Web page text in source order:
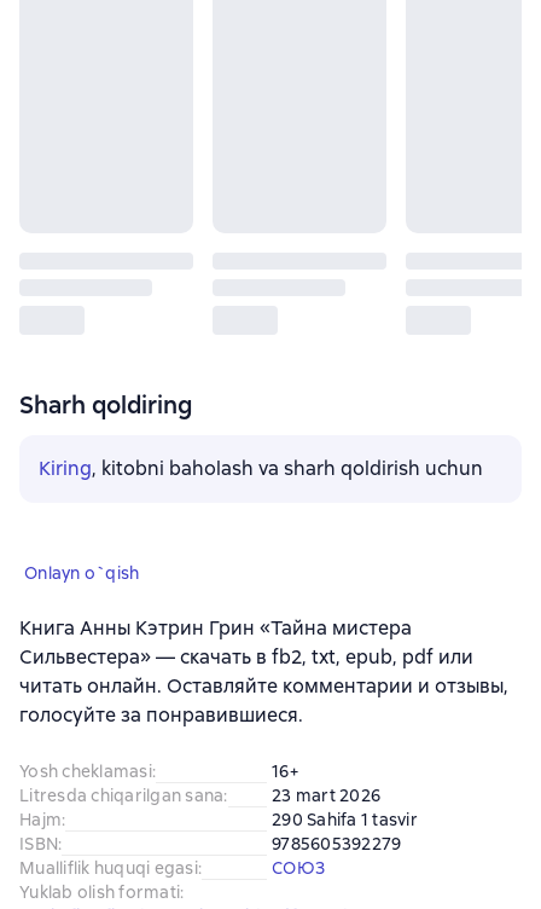
Sharh qoldiring
Kiring, kitobni baholash va sharh qoldirish uchun
Onlayn o`qish
Книга Анны Кэтрин Грин «Тайна мистера
Сильвестера» — скачать в fb2, txt, epub, pdf или
читать онлайн. Оставляйте комментарии и отзывы,
голосуйте за понравившиеся.
Yosh cheklamasi:
16+
Litresda chiqarilgan sana:
23 mart 2026
Hajm:
290 Sahifa 1 tasvir
ISBN:
9785605392279
Mualliflik huquqi egasi:
СОЮЗ
Yuklab olish formati: